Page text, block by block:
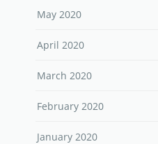
May 2020
April 2020
March 2020
February 2020
January 2020